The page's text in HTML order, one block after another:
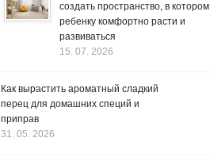
создать пространство, в котором
ребенку комфортно расти и
развиваться
15. 07. 2026
Как вырастить ароматный сладкий
перец для домашних специй и
приправ
31. 05. 2026